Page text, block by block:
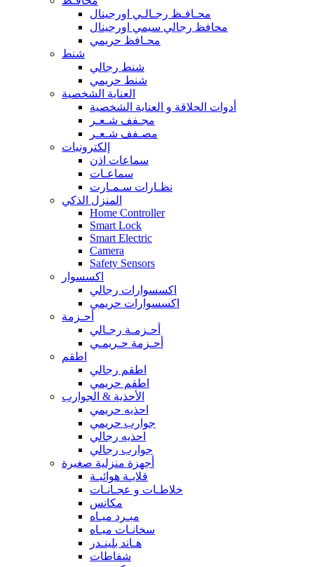
محـافـظ رجـالـي اورجينال
محافظ رجالي سيمي اورجينال
محـافظ حريمي
شنط
شنط رجالي
شنط حريمي
العناية الشخصية
أدوات الحلاقة و العناية الشخصية
مجـفف شـعـر
مصـفف شـعـر
إلكترونيات
سماعات اذن
سماعـات
نظـارات سـمـارت
المنزل الذكي
Home Controller
Smart Lock
Smart Electric
Camera
Safety Sensors
اكسسوار
اكسسوارات رجالي
اكسسوارات حريمي
أحـزمة
أحـزمـة رجـالي
أحـزمة حـريمـي
اطقم
اطقم رجالي
اطقم حريمي
الأحذية & الجوارب
احذيه حريمي
جوارب حريمي
احذيه رجالي
جوارب رجالي
أجهزة منزلية صغيرة
قلايـة هوائيـة
خلاطـات و عجـانـات
مكانس
مبـرد ميـاه
سخانـات ميـاه
هـاند بلينـدر
شفاطات